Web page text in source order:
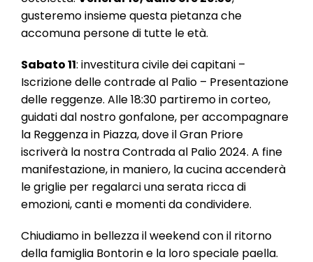
gusteremo insieme questa pietanza che
accomuna persone di tutte le età.
Sabato 11: investitura civile dei capitani –
Iscrizione delle contrade al Palio – Presentazione
delle reggenze. Alle 18:30 partiremo in corteo,
guidati dal nostro gonfalone, per accompagnare
la Reggenza in Piazza, dove il Gran Priore
iscriverà la nostra Contrada al Palio 2024. A fine
manifestazione, in maniero, la cucina accenderà
le griglie per regalarci una serata ricca di
emozioni, canti e momenti da condividere.
Chiudiamo in bellezza il weekend con il ritorno
della famiglia Bontorin e la loro speciale paella.